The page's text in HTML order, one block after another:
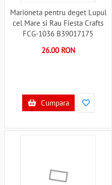
Marioneta pentru deget Lupul
cel Mare si Rau Fiesta Crafts
FCG-1036 B39017175
26.00 RON
Cumpara